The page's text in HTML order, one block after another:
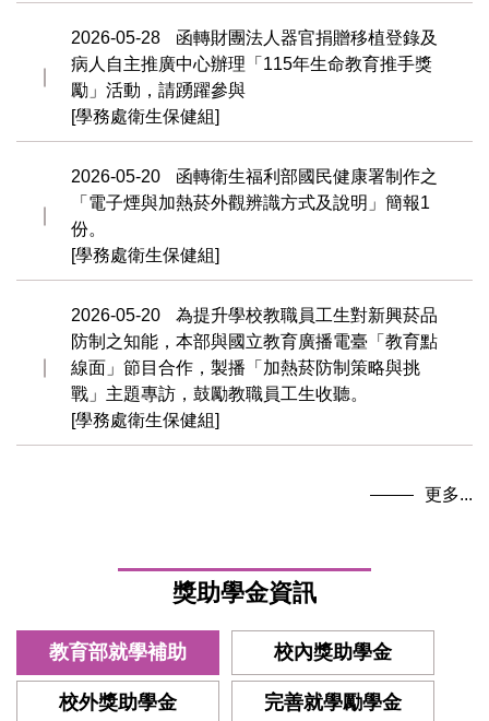
2026-05-28
函轉財團法人器官捐贈移植登錄及
病人自主推廣中心辦理「115年生命教育推手獎
勵」活動，請踴躍參與
[學務處衛生保健組]
2026-05-20
函轉衛生福利部國民健康署制作之
「電子煙與加熱菸外觀辨識方式及說明」簡報1
份。
[學務處衛生保健組]
2026-05-20
為提升學校教職員工生對新興菸品
防制之知能，本部與國立教育廣播電臺「教育點
線面」節目合作，製播「加熱菸防制策略與挑
戰」主題專訪，鼓勵教職員工生收聽。
[學務處衛生保健組]
更多...
獎助學金資訊
教育部就學補助 校內獎助學金
校外獎助學金 完善就學勵學金